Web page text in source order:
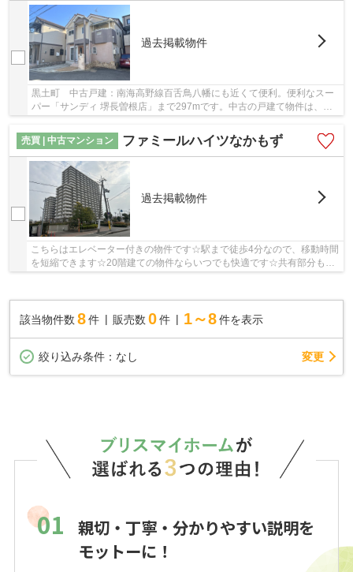
過去掲載物件
黒土町 中古戸建：南海高野線百舌鳥八幡にも近くて便利。便利なスー
パー「サンディ 堺長曽根店」まで297mです。中古の戸建て物件は、経
売買 | 中古マンション
ファミールハイツなかもず
過去掲載物件
こちらはエレベーター付きの物件です☆駅まで徒歩4分なので、移動時間
を短縮できます☆20階建ての物件ならいつでも快適です☆共有部分も清
該当物件数 8件 販売数 0 件 1～8 件を表示
絞り込み条件： なし 変更
01
親切・丁寧・分かりやすい説明を
モットーに！